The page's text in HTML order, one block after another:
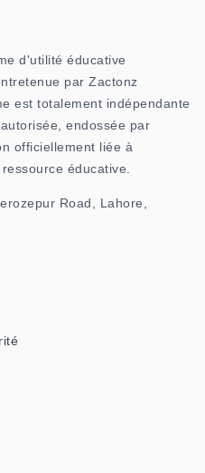
d'utilité éducative
par Zactonz
est totalement indépendante
endossée par
officiellement liée à
éducative.
Road, Lahore,